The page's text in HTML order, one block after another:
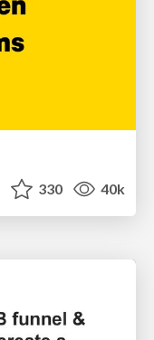
330 40k